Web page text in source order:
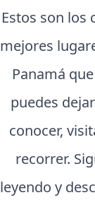
Estos son los
mejores
Panamá
puedes
conocer,
recorrer.
leyendo y